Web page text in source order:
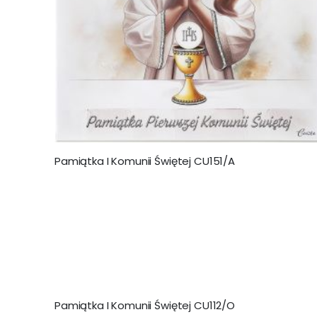
Pamiątka I Komunii Świętej CU151/A
Pamiątka I Komunii Świętej CU112/O